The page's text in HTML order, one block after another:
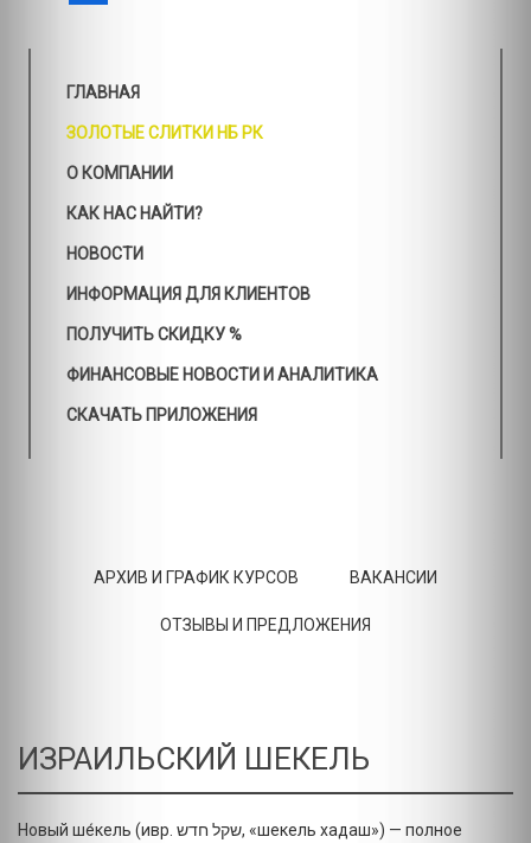
ГЛАВНАЯ
ЗОЛОТЫЕ СЛИТКИ НБ РК
О КОМПАНИИ
КАК НАС НАЙТИ?
НОВОСТИ
ИНФОРМАЦИЯ ДЛЯ КЛИЕНТОВ
ПОЛУЧИТЬ СКИДКУ %
ФИНАНСОВЫЕ НОВОСТИ И АНАЛИТИКА
СКАЧАТЬ ПРИЛОЖЕНИЯ
АРХИВ И ГРАФИК КУРСОВ ВАКАНСИИ
ОТЗЫВЫ И ПРЕДЛОЖЕНИЯ
ИЗРАИЛЬСКИЙ ШЕКЕЛЬ
Новый ше́кель (ивр. ‏שקל חדש‏‎, «шекель хадаш») — полное